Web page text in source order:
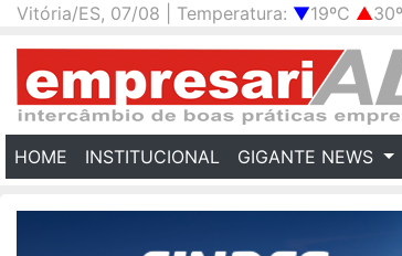
Vitória/ES, 07/08 | Temperatura: ▼19ºC ▲
HOME (CURRENT)
INSTITUCIONAL GIGANTE NEWS